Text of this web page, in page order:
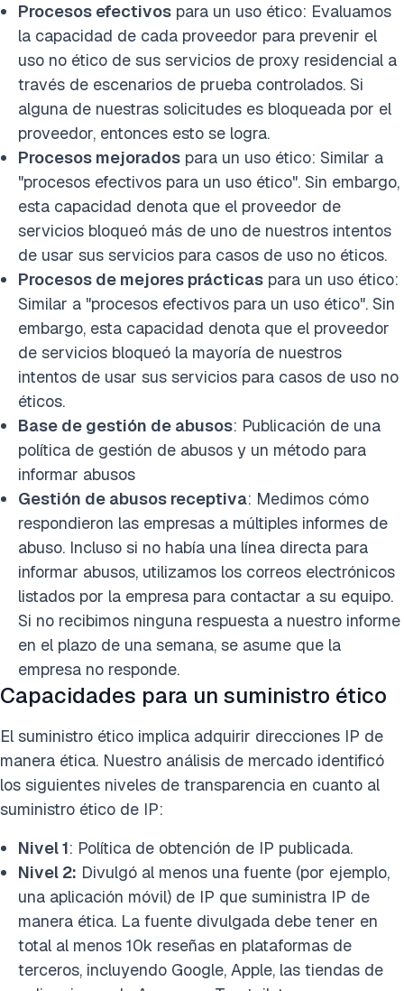
Procesos efectivos para un uso ético: Evaluamos
la capacidad de cada proveedor para prevenir el
uso no ético de sus servicios de proxy residencial a
través de escenarios de prueba controlados. Si
alguna de nuestras solicitudes es bloqueada por el
proveedor, entonces esto se logra.
Procesos mejorados para un uso ético: Similar a
"procesos efectivos para un uso ético". Sin embargo,
esta capacidad denota que el proveedor de
servicios bloqueó más de uno de nuestros intentos
de usar sus servicios para casos de uso no éticos.
Procesos de mejores prácticas para un uso ético:
Similar a "procesos efectivos para un uso ético". Sin
embargo, esta capacidad denota que el proveedor
de servicios bloqueó la mayoría de nuestros
intentos de usar sus servicios para casos de uso no
éticos.
Base de gestión de abusos: Publicación de una
política de gestión de abusos y un método para
informar abusos
Gestión de abusos receptiva: Medimos cómo
respondieron las empresas a múltiples informes de
abuso. Incluso si no había una línea directa para
informar abusos, utilizamos los correos electrónicos
listados por la empresa para contactar a su equipo.
Si no recibimos ninguna respuesta a nuestro informe
en el plazo de una semana, se asume que la
empresa no responde.
Capacidades para un suministro ético
El suministro ético implica adquirir direcciones IP de
manera ética. Nuestro análisis de mercado identificó
los siguientes niveles de transparencia en cuanto al
suministro ético de IP:
Nivel 1: Política de obtención de IP publicada.
Nivel 2: Divulgó al menos una fuente (por ejemplo,
una aplicación móvil) de IP que suministra IP de
manera ética. La fuente divulgada debe tener en
total al menos 10k reseñas en plataformas de
terceros, incluyendo Google, Apple, las tiendas de